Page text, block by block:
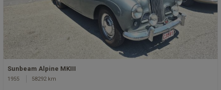
Sunbeam Alpine MKIII
1955 58292 km